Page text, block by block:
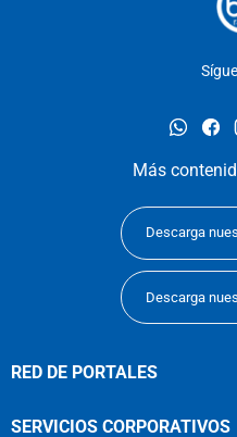
Más
Descarga
Descarga
RED DE PORTALES
SERVICIOS CORPORATIVOS